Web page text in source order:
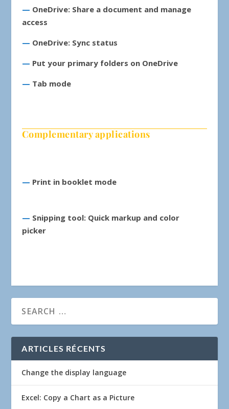
— OneDrive: Share a document and manage
access
— OneDrive: Sync status
— Put your primary folders on OneDrive
— Tab mode
Complementary applications
— Print in booklet mode
— Snipping tool: Quick markup and color
picker
ARTICLES RÉCENTS
Change the display language
Excel: Copy a Chart as a Picture